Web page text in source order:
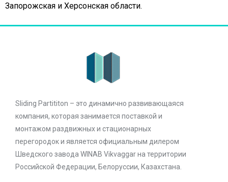
Запорожская и Херсонская области.
Sliding Partititon – это динамично развивающаяся
компания, которая занимается поставкой и
монтажом раздвижных и стационарных
перегородок и является официальным дилером
Шведского завода WINAB Vikvaggar на территории
Российской Федерации, Белоруссии, Казахстана.